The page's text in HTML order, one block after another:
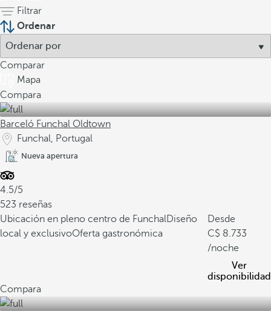
Filtrar
Ordenar
Comparar
Mapa
Compara
Barceló Funchal Oldtown
Funchal, Portugal
Nueva apertura
4.5/5
523 reseñas
Ubicación en pleno centro de FunchalDiseño
local y exclusivoOferta gastronómica
Desde
8.733
/noche
Ver
disponibilidad
Compara